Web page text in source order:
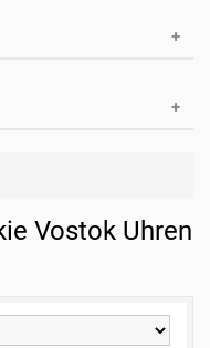
Vostok Uhren